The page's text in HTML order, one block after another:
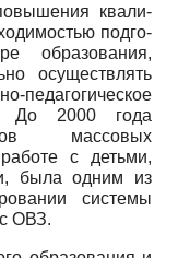
квали­
подго­
образования,
осуществлять
До 2000 года
мас­совых
с детьми,
была одним из
системы
ОВЗ.